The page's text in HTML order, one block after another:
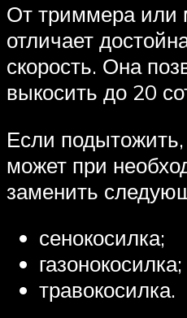
От триммера или
отличает
скорость. Она
выкосить до 20
Если подытожить,
может при
заменить
сенокосилка;
газонокосилка;
травокосилка.